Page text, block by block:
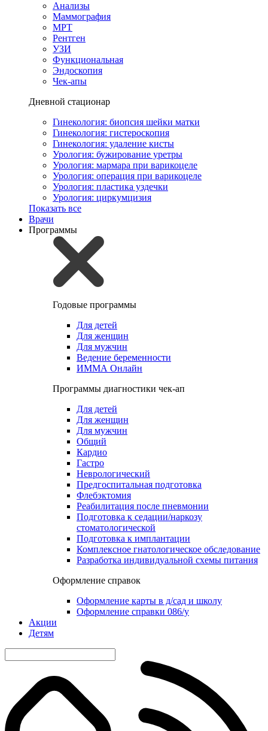
Анализы
Маммография
МРТ
Рентген
УЗИ
Функциональная
Эндоскопия
Чек-апы
Дневной стационар
Гинекология: биопсия шейки матки
Гинекология: гистероскопия
Гинекология: удаление кисты
Урология: бужирование уретры
Урология: мармара при варикоцеле
Урология: операция при варикоцеле
Урология: пластика уздечки
Урология: циркумцизия
Показать все
Врачи
Программы
Годовые программы
Для детей
Для женщин
Для мужчин
Ведение беременности
ИММА Онлайн
Программы диагностики чек-ап
Для детей
Для женщин
Для мужчин
Общий
Кардио
Гастро
Неврологический
Предгоспитальная подготовка
Флебэктомия
Реабилитация после пневмонии
Подготовка к седации/наркозу
стоматологической
Подготовка к имплантации
Комплексное гнатологическое обследование
Разработка индивидуальной схемы питания
Оформление справок
Оформление карты в д/сад и школу
Оформление справки 086/у
Акции
Детям